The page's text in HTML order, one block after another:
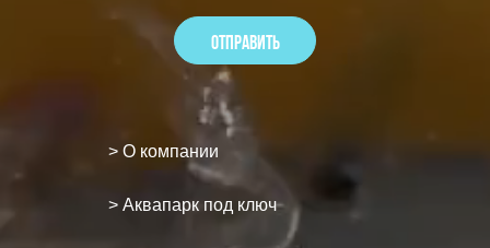
> О компании
> Аквапарк под ключ